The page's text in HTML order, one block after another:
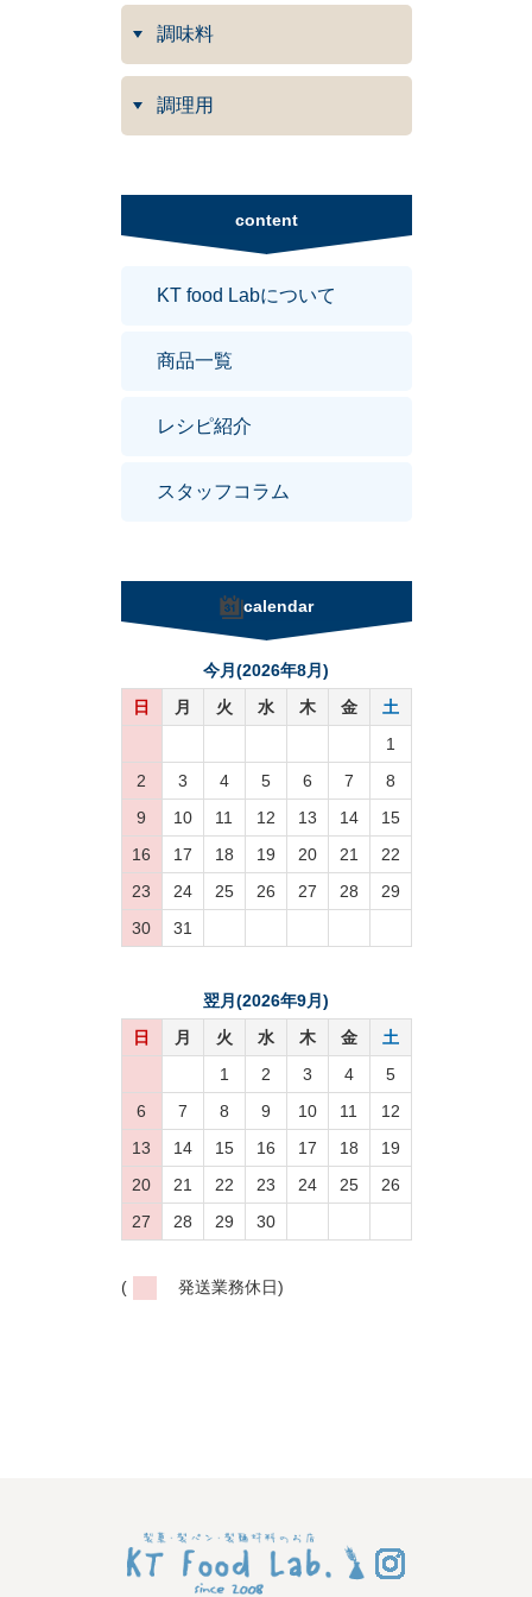
調味料
調理用
content
KT food Labについて
商品一覧
レシピ紹介
スタッフコラム
calendar
今月(2026年8月)
日
月 火 水 木 金
土
1
2
3 4 5 6 7
8
9
10 11 12 13 14
15
16
17 18 19 20 21
22
23
24 25 26 27 28
29
30
31
翌月(2026年9月)
日
月 火 水 木 金
土
1
2 3 4
5
6
7 8 9 10 11
12
13
14 15 16 17 18
19
20
21 22 23 24 25
26
27
28 29 30
( 発送業務休日)